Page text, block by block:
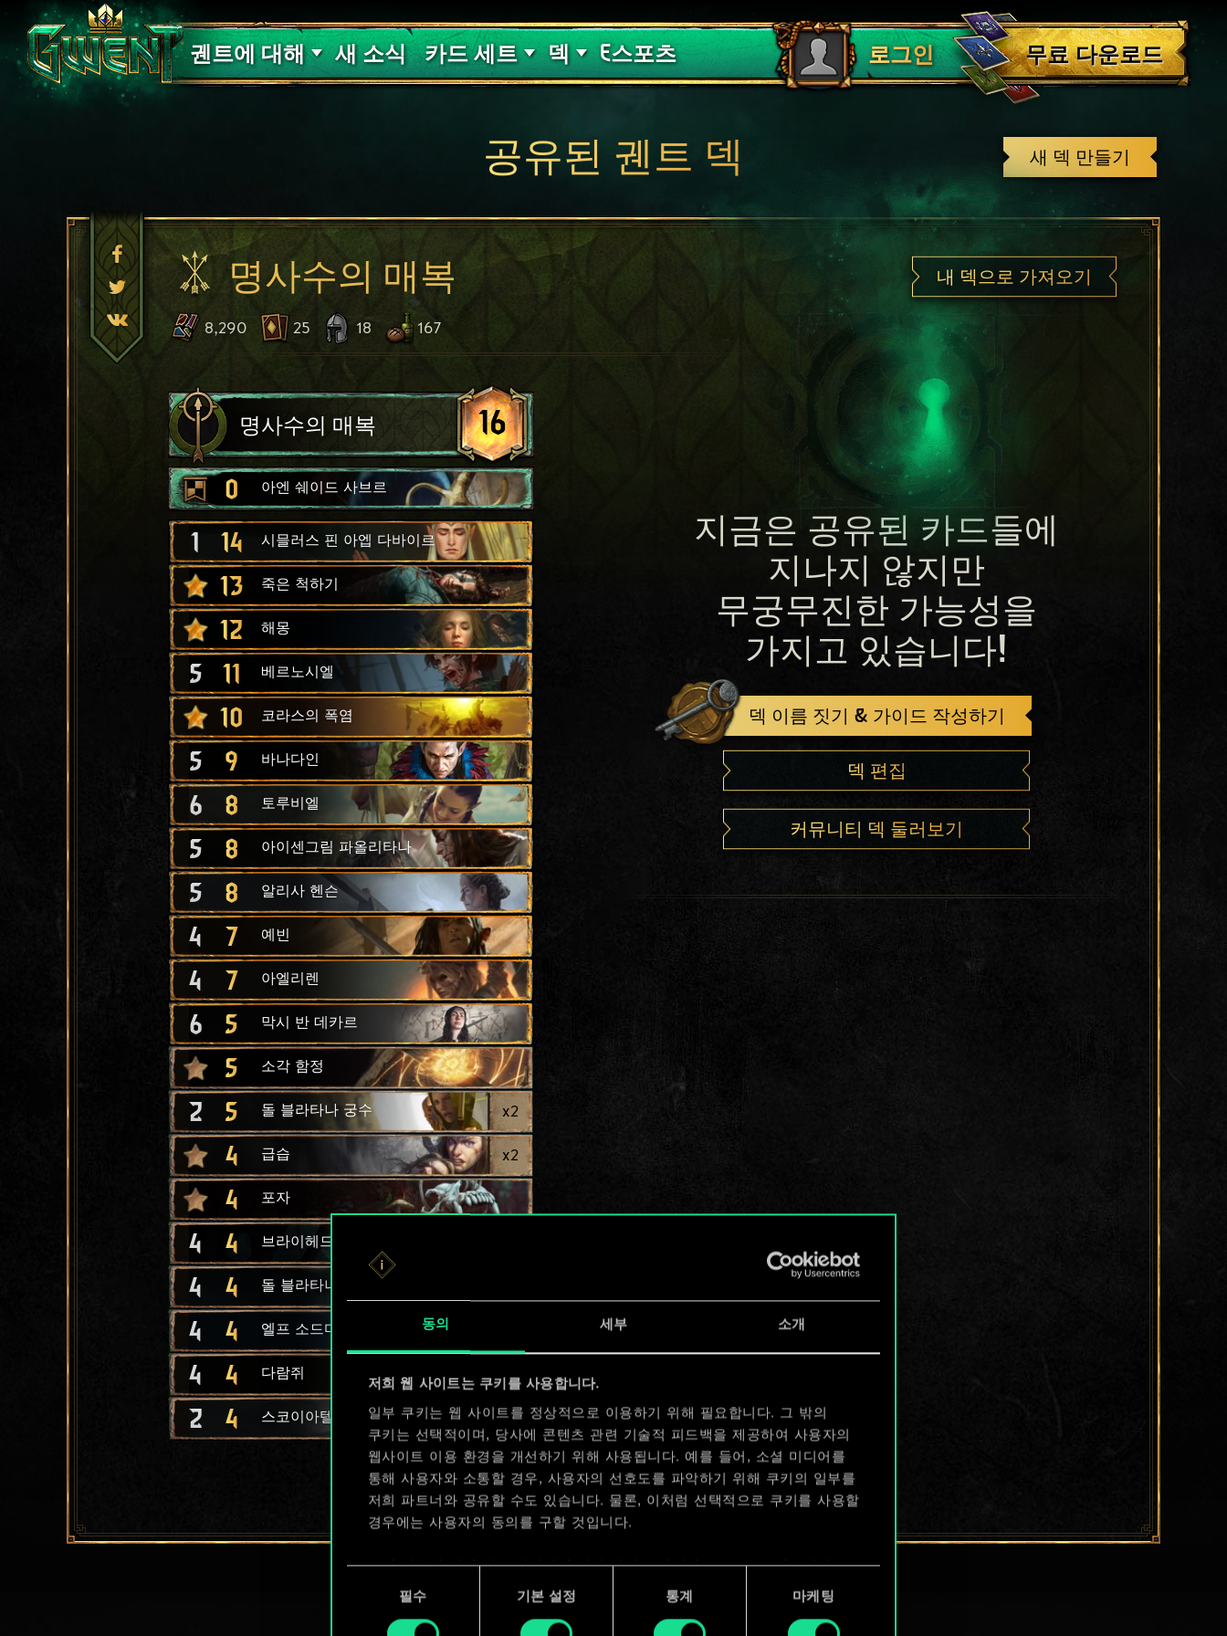
동의 세부 소개
저희 웹 사이트는 쿠키를 사용합니다.
일부 쿠키는 웹 사이트를 정상적으로 이용하기 위해 필요합니다. 그 밖의
쿠키는 선택적이며, 당사에 콘텐츠 관련 기술적 피드백을 제공하여 사용자의
웹사이트 이용 환경을 개선하기 위해 사용됩니다. 예를 들어, 소셜 미디어를
통해 사용자와 소통할 경우, 사용자의 선호도를 파악하기 위해 쿠키의 일부를
저희 파트너와 공유할 수도 있습니다. 물론, 이처럼 선택적으로 쿠키를 사용할
경우에는 사용자의 동의를 구할 것입니다.
쿠키 사용에 관한 세부 사항이나 관련 설정은 아래의 "Settings" 메뉴에서
확인할 수 있습니다.
필수 기본 설정 통계 마케팅
궨트에 대해
고객 지원
새 소식 카드 세트
핏빛 저주
덱
덱 가이드
E스포츠 로그인
로그아웃
무료 다운로드
새 덱 만들기
공유된 궨트 덱
명사수의 매복 내 덱으로 가져오기
8,290 25 18 167
명사수의 매복 16
0 아엔 쉐이드 사브르
1 14 시믈러스 핀 아엡 다바이르
13 죽은 척하기
12 해몽
5 11 베르노시엘
10 코라스의 폭염
5 9 바나다인
6 8 토루비엘
5 8 아이센그림 파올리타나
5 8 알리사 헨슨
4 7 예빈
4 7 아엘리렌
6 5 막시 반 데카르
5 소각 함정
2 5 돌 블라타나 궁수 x2
4 급습 x2
4 포자
4 4 브라이헤드 공병대
4 4 돌 블라타나 궁병
4 4 엘프 소드마스터
4 4 다람쥐
2 4 스코이아텔 신참
지금은 공유된 카드들에
지나지 않지만
무궁무진한 가능성을
가지고 있습니다!
덱 이름 짓기 & 가이드 작성하기
덱 편집
커뮤니티 덱 둘러보기